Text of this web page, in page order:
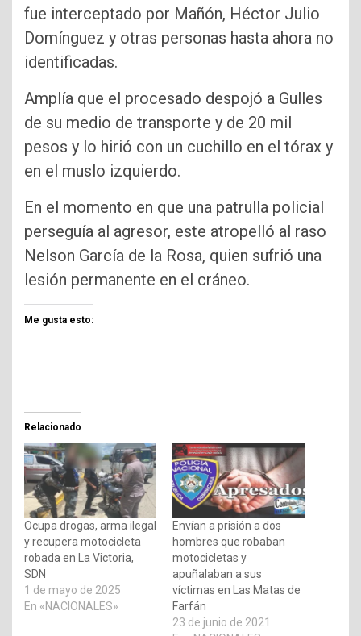
fue interceptado por Mañón, Héctor Julio
Domínguez y otras personas hasta ahora no
identificadas.
Amplía que el procesado despojó a Gulles
de su medio de transporte y de 20 mil
pesos y lo hirió con un cuchillo en el tórax y
en el muslo izquierdo.
En el momento en que una patrulla policial
perseguía al agresor, este atropelló al raso
Nelson García de la Rosa, quien sufrió una
lesión permanente en el cráneo.
Me gusta esto:
Relacionado
Ocupa drogas, arma ilegal
y recupera motocicleta
robada en La Victoria,
SDN
1 de mayo de 2025
En «NACIONALES»
Envían a prisión a dos
hombres que robaban
motocicletas y
apuñalaban a sus
víctimas en Las Matas de
Farfán
23 de junio de 2021